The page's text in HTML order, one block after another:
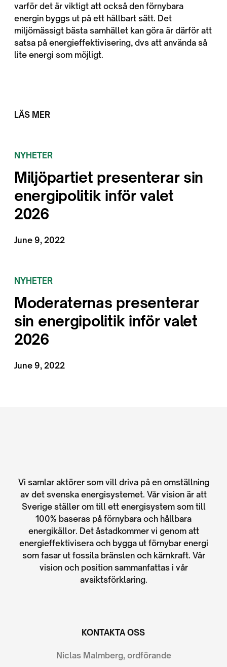
varför det är viktigt att också den förnybara
energin byggs ut på ett hållbart sätt. Det
miljömässigt bästa samhället kan göra är därför att
satsa på energieffektivisering, dvs att använda så
lite energi som möjligt.
LÄS MER
NYHETER
Miljöpartiet presenterar sin
energipolitik inför valet
2026
June 9, 2022
NYHETER
Moderaternas presenterar
sin energipolitik inför valet
2026
June 9, 2022
Vi samlar aktörer som vill driva på en omställning
av det svenska energisystemet. Vår vision är att
Sverige ställer om till ett energisystem som till
100% baseras på förnybara och hållbara
energikällor. Det åstadkommer vi genom att
energieffektivisera och bygga ut förnybar energi
som fasar ut fossila bränslen och kärnkraft. Vår
vision och position sammanfattas i vår
avsiktsförklaring.
KONTAKTA OSS
Niclas Malmberg, ordförande